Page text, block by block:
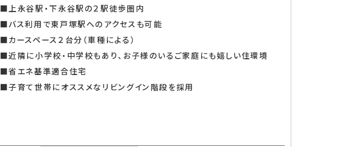
■上永谷駅・下永谷駅の２駅徒歩圏内
■バス利用で東戸塚駅へのアクセスも可能
■カースペース２台分（車種による）
■近隣に小学校・中学校もあり、お子様のいるご家庭にも嬉しい住環境
■省エネ基準適合住宅
■子育て世帯にオススメなリビングイン階段を採用